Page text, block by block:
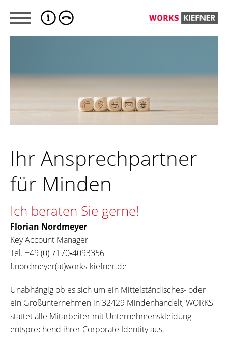
Ihr Ansprechpartner
für Minden
Ich beraten Sie gerne!
Florian Nordmeyer
Key Account Manager
Tel. +49 (0) 7170‐4093356
f.nordmeyer(at)works-kiefner.de
Unabhängig ob es sich um ein Mittelständisches- oder
ein Großunternehmen in 32429 Mindenhandelt, WORKS
stattet alle Mitarbeiter mit Unternehmenskleidung
entsprechend ihrer Corporate Identity aus.